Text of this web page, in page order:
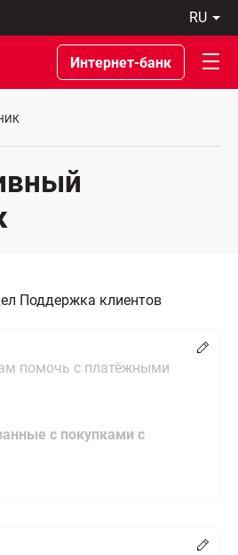
Интернет-банк
Поддержка клиентов
помочь с платёжными
с покупками с